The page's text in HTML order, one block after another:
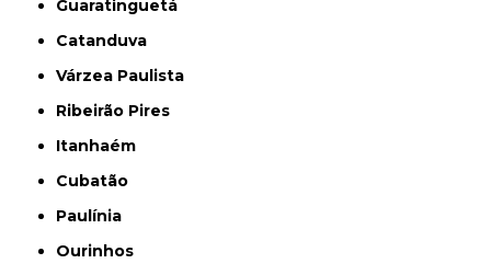
Guaratinguetá
Catanduva
Várzea Paulista
Ribeirão Pires
Itanhaém
Cubatão
Paulínia
Ourinhos